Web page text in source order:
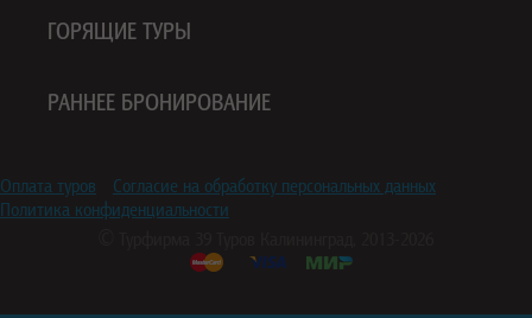
ГОРЯЩИЕ ТУРЫ
РАННЕЕ БРОНИРОВАНИЕ
Оплата туров
Согласие на обработку персональных данных
Политика конфиденциальности